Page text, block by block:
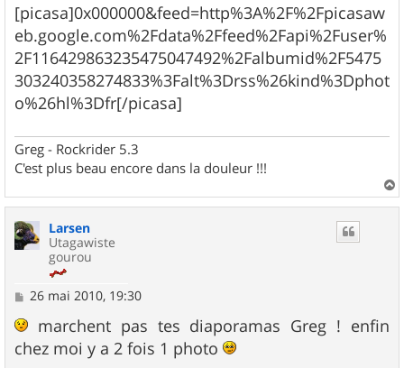
s
s
a
g
e
[picasa]0x000000&feed=http%3A%2F%2Fpicasaw
eb.google.com%2Fdata%2Ffeed%2Fapi%2Fuser%
2F116429863235475047492%2Falbumid%2F5475
303240358274833%3Falt%3Drss%26kind%3Dphot
o%26hl%3Dfr[/picasa]
Greg - Rockrider 5.3
C'est plus beau encore dans la douleur !!!
a
Larsen
Utagawiste
gourou
M
s
s
a
26 mai 2010, 19:30
marchent pas tes diaporamas Greg ! enfin
chez moi y a 2 fois 1 photo